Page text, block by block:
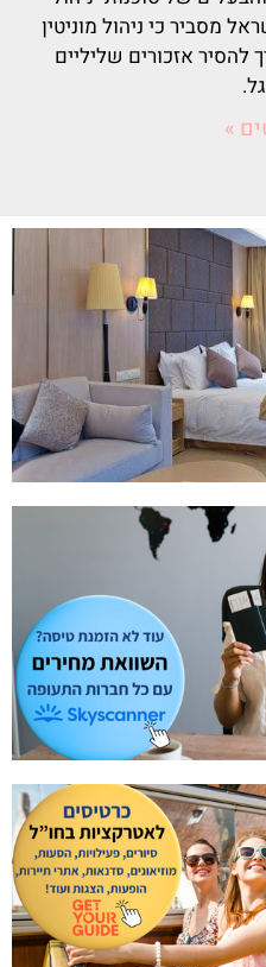
מסביר כי ניהול מוניטין
להסיר אזכורים שליליים
»